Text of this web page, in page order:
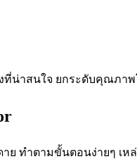
ที่น่าสนใจ ยกระดับคุณภา
ดาย ทำตามขั้นตอนง่าย